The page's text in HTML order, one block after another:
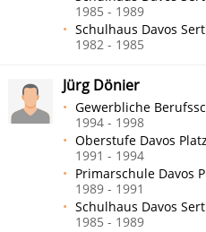
1985 - 1989
Schulhaus Davos
1982 - 1985
Jürg Dönier
Gewerbliche
1994 - 1998
Oberstufe Davos Platz
1991 - 1994
Primarschule Davos
1989 - 1991
Schulhaus Davos
1985 - 1989